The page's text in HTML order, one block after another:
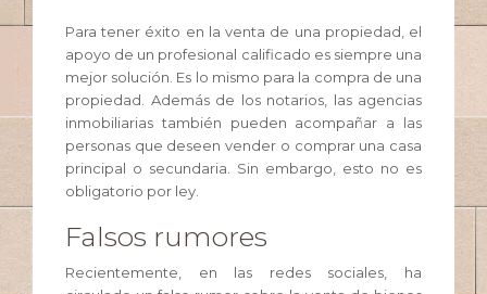
Para tener éxito en la venta de una propiedad, el
apoyo de un profesional calificado es siempre una
mejor solución. Es lo mismo para la compra de una
propiedad. Además de los notarios, las agencias
inmobiliarias también pueden acompañar a las
personas que deseen vender o comprar una casa
principal o secundaria. Sin embargo, esto no es
obligatorio por ley.
Falsos rumores
Recientemente, en las redes sociales, ha